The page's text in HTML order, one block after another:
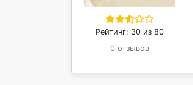
Рейтинг: 30 из 80
0 отзывов